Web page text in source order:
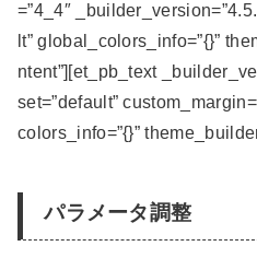
=”4_4″
lt” global_colors_info=”{}”
ntent”][et_pb_text
set=”default”
colors_info=”{}”
パラメータ調整